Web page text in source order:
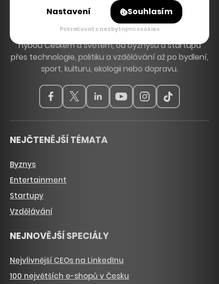
Hlavní zdroj inspirace. Věnujeme se tématům, která
hýbou Českem a světem, od byznysu a startupů
přes technologie, politiku a vzdělávání až po bydlení,
sport, kulturu, ekologii nebo dopravu.
NEJČTENĚJŠÍ TÉMATA
Byznys
Entertainment
Startupy
Vzdělávání
NEJNOVĚJŠÍ SPECIÁLY
Nejvlivnější CEOs na LinkedInu
100 největších e-shopů v Česku
Nastavení Souhlasím
Pokračovat s nezbytnými cookies